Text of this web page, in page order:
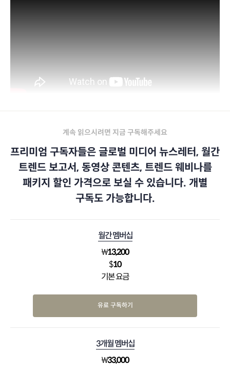
계속 읽으시려면 지금 구독해주세요
프리미엄 구독자들은 글로벌 미디어 뉴스레터, 월간
트렌드 보고서, 동영상 콘텐츠, 트렌드 웨비나를
패키지 할인 가격으로 보실 수 있습니다. 개별
구독도 가능합니다.
월간 멤버십
₩13,200
$10
기본 요금
유료 구독하기
3개월 멤버십
₩33,000